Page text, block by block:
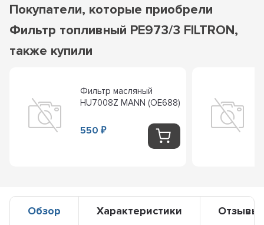
Покупатели, которые приобрели
Фильтр топливный PE973/3 FILTRON,
также купили
Фильтр масляный
HU7008Z MANN (OE688)
550₽
Обзор Характеристики Отзывы